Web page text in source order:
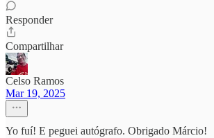
Responder
Compartilhar
Celso Ramos
Mar 19, 2025
Yo fuí! E peguei autógrafo. Obrigado Márcio!